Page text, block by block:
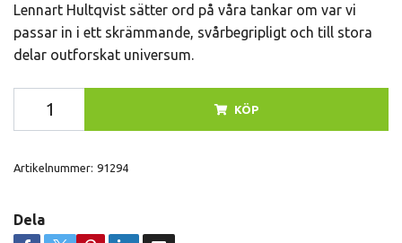
Lennart Hultqvist sätter ord på våra tankar om var vi
passar in i ett skrämmande, svårbegripligt och till stora
delar outforskat universum.
KÖP
Artikelnummer: 91294
Dela